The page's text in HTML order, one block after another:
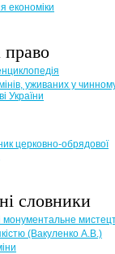
економіки
право
уживаних у
України
церковно-обрядової
словники
монументальне
(Вакуленко А.В.)